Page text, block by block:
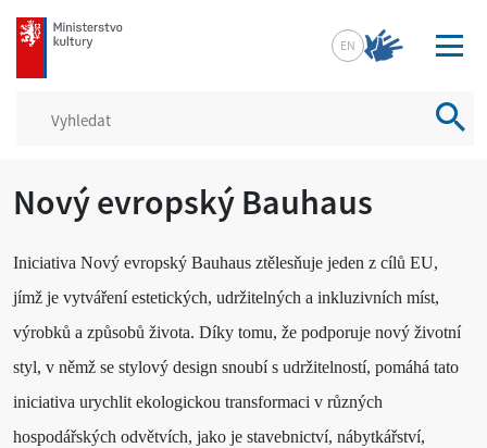
mkcr.cz
EN
Nový evropský Bauhaus
Iniciativa Nový evropský Bauhaus ztělesňuje jeden z cílů EU,
jímž je vytváření estetických, udržitelných a inkluzivních míst,
výrobků a způsobů života. Díky tomu, že podporuje nový životní
styl, v němž se stylový design snoubí s udržitelností, pomáhá tato
iniciativa urychlit ekologickou transformaci v různých
hospodářských odvětvích, jako je stavebnictví, nábytkářství,